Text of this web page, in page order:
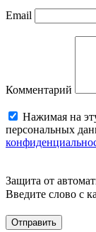
Email
Комментарий
Нажимая на
персональных
Защита от
Введите слово с
Отправить